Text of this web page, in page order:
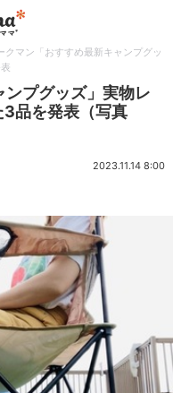
クマン「おすすめ最新キャンプグッ
プグッズ」実物レ
3品を発表（写真
2023.11.14 8:00